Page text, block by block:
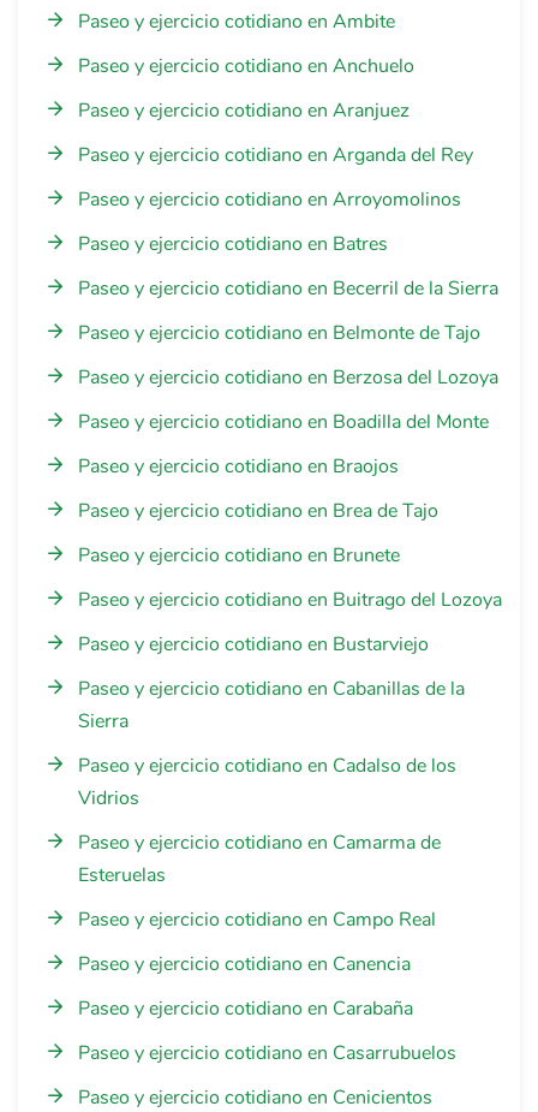
Paseo y ejercicio cotidiano en Ambite
Paseo y ejercicio cotidiano en Anchuelo
Paseo y ejercicio cotidiano en Aranjuez
Paseo y ejercicio cotidiano en Arganda del Rey
Paseo y ejercicio cotidiano en Arroyomolinos
Paseo y ejercicio cotidiano en Batres
Paseo y ejercicio cotidiano en Becerril de la Sierra
Paseo y ejercicio cotidiano en Belmonte de Tajo
Paseo y ejercicio cotidiano en Berzosa del Lozoya
Paseo y ejercicio cotidiano en Boadilla del Monte
Paseo y ejercicio cotidiano en Braojos
Paseo y ejercicio cotidiano en Brea de Tajo
Paseo y ejercicio cotidiano en Brunete
Paseo y ejercicio cotidiano en Buitrago del Lozoya
Paseo y ejercicio cotidiano en Bustarviejo
Paseo y ejercicio cotidiano en Cabanillas de la
Sierra
Paseo y ejercicio cotidiano en Cadalso de los
Vidrios
Paseo y ejercicio cotidiano en Camarma de
Esteruelas
Paseo y ejercicio cotidiano en Campo Real
Paseo y ejercicio cotidiano en Canencia
Paseo y ejercicio cotidiano en Carabaña
Paseo y ejercicio cotidiano en Casarrubuelos
Paseo y ejercicio cotidiano en Cenicientos